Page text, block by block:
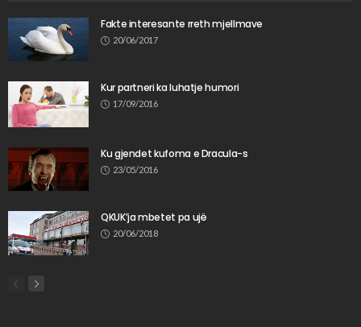
Fakte interesante rreth mjellmave
20/06/2017
Kur partneri ka luhatje humori
17/09/2016
Ku gjendet kufoma e Dracula-s
23/05/2016
QKUK’ja mbetet pa ujë
20/06/2018